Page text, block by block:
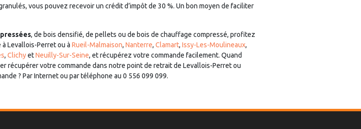
vous pouvez recevoir un crédit d’impôt de 30 %. Un bon moyen de faciliter
, de bois densifié, de pellets ou de bois de chauffage compressé, profitez
Levallois-Perret ou à Rueil-Malmaison, Nanterre, Clamart, Issy-Les-Moulineaux,
, ClichyetNeuilly-Sur-Seine, et récupérez votre commande facilement. Quand
récupérer votre commande dans notre point de retrait de Levallois-Perret ou
? Par Internet ou par téléphone au 0 556 099 099.